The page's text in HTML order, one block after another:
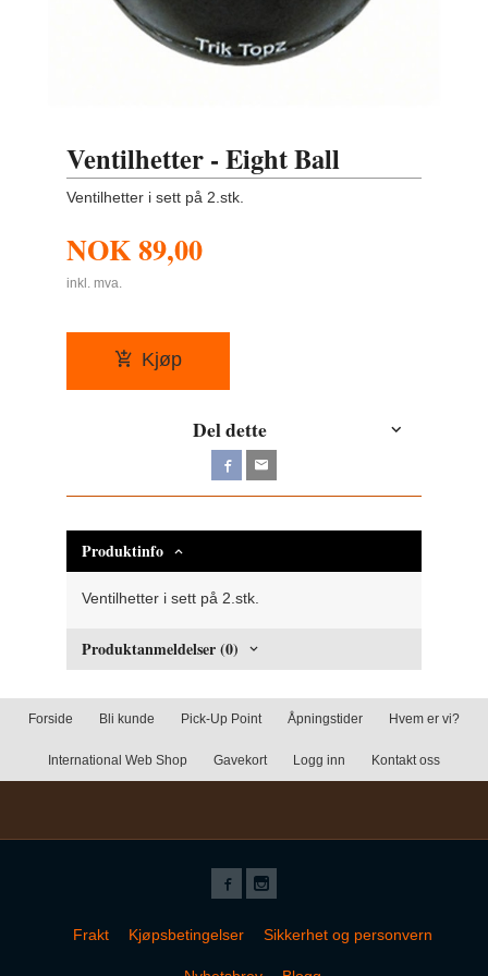
Ventilhetter - Eight Ball
Ventilhetter i sett på 2.stk.
NOK89,00
inkl. mva.
Kjøp
Del dette
Produktinfo
Ventilhetter i sett på 2.stk.
Produktanmeldelser (0)
Forside Bli kunde Pick-Up Point Åpningstider Hvem er vi?
International Web Shop Gavekort Logg inn Kontakt oss
Frakt Kjøpsbetingelser Sikkerhet og personvern